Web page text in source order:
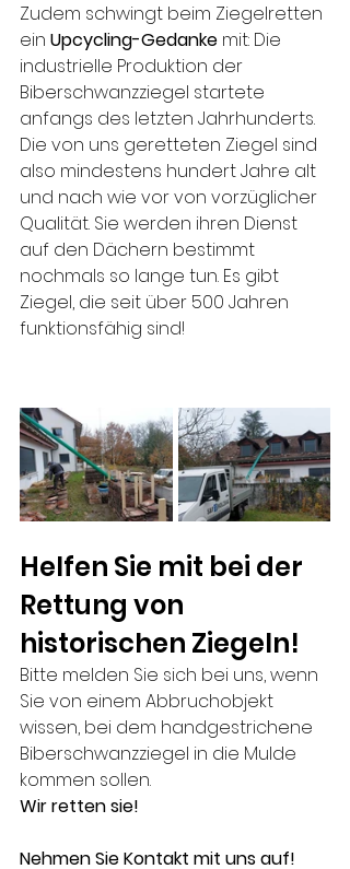
Zudem schwingt beim Ziegelretten
ein Upcycling-Gedanke mit: Die
industrielle Produktion der
Biberschwanzziegel startete
anfangs des letzten Jahrhunderts.
Die von uns geretteten Ziegel sind
also mindestens hundert Jahre alt
und nach wie vor von vorzüglicher
Qualität. Sie werden ihren Dienst
auf den Dächern bestimmt
nochmals so lange tun. Es gibt
Ziegel, die seit über 500 Jahren
funktionsfähig sind!
Helfen Sie mit bei der
Rettung von
historischen Ziegeln!
Bitte melden Sie sich bei uns, wenn
Sie von einem Abbruchobjekt
wissen, bei dem handgestrichene
Biberschwanzziegel in die Mulde
kommen sollen.
Wir retten sie!
Nehmen Sie Kontakt mit uns auf!